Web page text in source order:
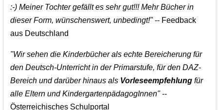
:-) Meiner Tochter gefällt es sehr gut!!! Mehr Bücher in
dieser Form, wünschenswert, unbedingt!"-- Feedback
aus Deutschland
"Wir sehen die Kinderbücher als echte Bereicherung für
den Deutsch-Unterricht in der Primarstufe, für den DAZ-
Bereich und darüber hinaus als Vorleseempfehlung für
alle Eltern und KindergartenpädagogInnen"--
Österreichisches Schulportal